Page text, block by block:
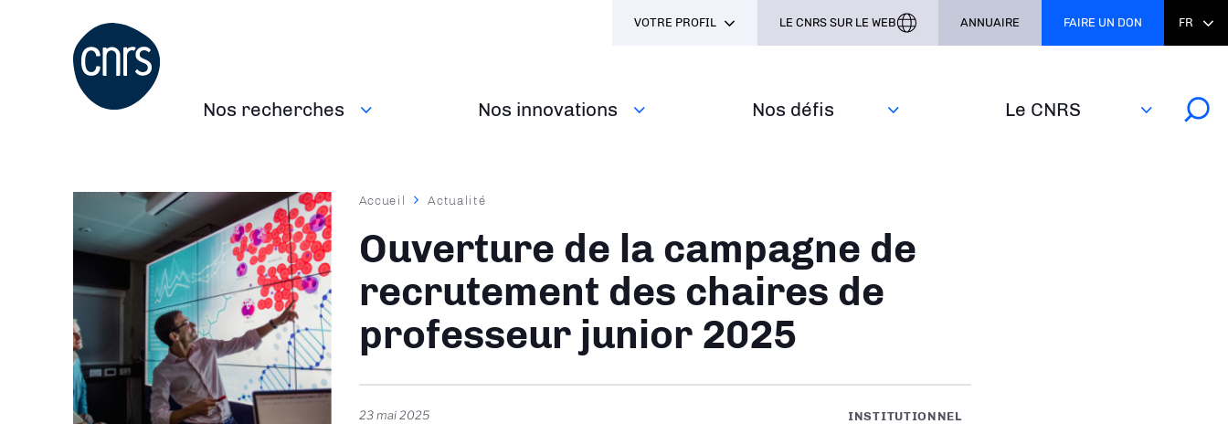
Navigation
Nos recherches Nos innovations Nos défis‎ Le CNRS
VOTRE PROFIL LE CNRS SUR LE WEB ANNUAIRE FAIRE UN DON FR
Fil
Accueil Actualité
Ouverture de la campagne de
recrutement des chaires de
professeur junior 2025
23 mai 2025 INSTITUTIONNEL